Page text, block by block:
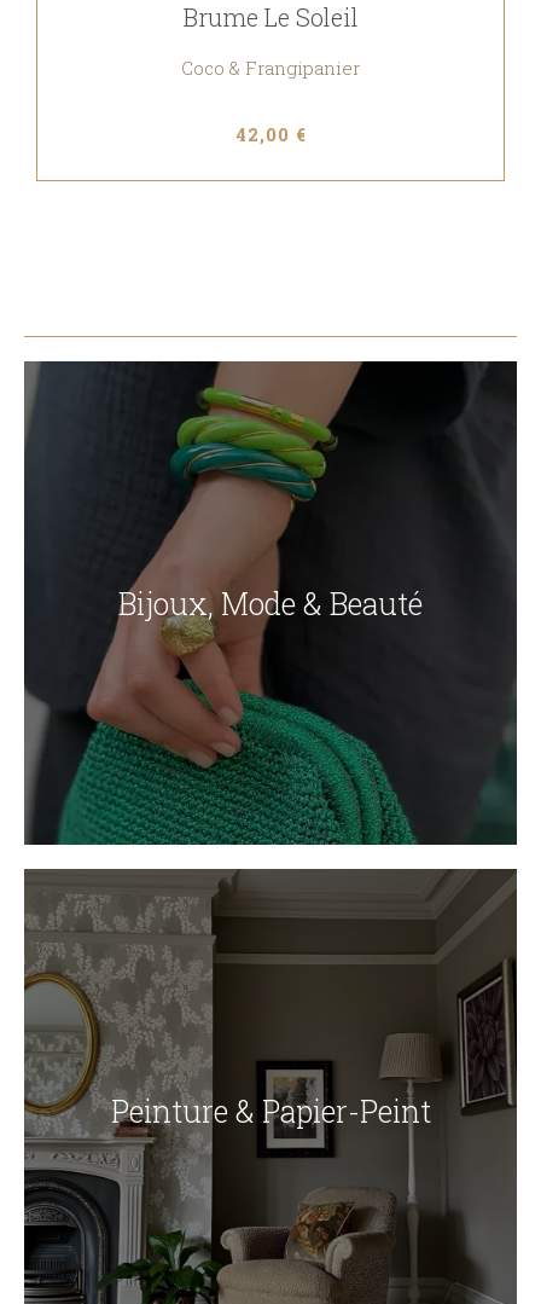
Brume Le Soleil
Coco & Frangipanier
42,00 €
Bijoux, Mode & Beauté
Peinture & Papier-Peint